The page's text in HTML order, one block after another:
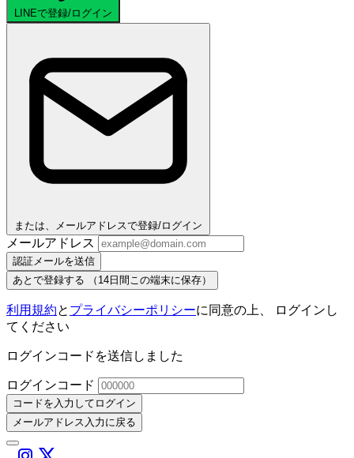
LINEで登録/ログイン
または、メールアドレスで登録/ログイン
メールアドレス
認証メールを送信
あとで登録する
（14日間この端末に保存）
利用規約と プライバシーポリシーに同意の上、 ログインし
てください
ログインコードを送信しました
ログインコード
コードを入力してログイン
メールアドレス入力に戻る